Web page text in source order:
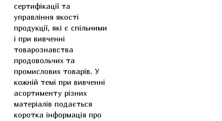
сертифікації та
управління якості
продукції, які є спільними
і при вивченні
товарознавства
продовольчих та
промислових товарів. У
кожній темі при вивченні
асортименту різних
матеріалів подається
коротка інформація про